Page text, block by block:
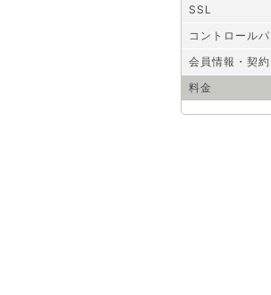
SSL
コントロール
会員情報・契約
料金